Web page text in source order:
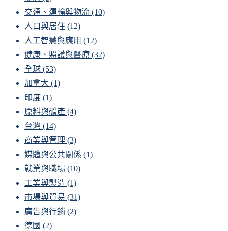
交通、運輸與物流 (10)
人口與居住 (12)
人工智慧與應用 (12)
健康、照護與醫療 (32)
全球 (53)
加拿大 (1)
印度 (1)
原料與礦產 (4)
台灣 (14)
商業與管理 (3)
媒體與公共關係 (1)
就業與職場 (10)
工業與製造 (1)
市場與貿易 (31)
廣告與行銷 (2)
德國 (2)